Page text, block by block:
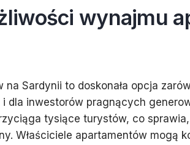
wynajmu
na Sardynii to doskonała opcja
dla inwestorów pragnących
tysiące turystów, co
Właściciele apartamentów mogą